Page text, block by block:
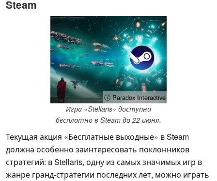
Steam
ⓘ Paradox Interactive
Игра «Stellaris» доступна
бесплатно в Steam до 22 июня.
Текущая акция «Бесплатные выходные» в Steam
должна особенно заинтересовать поклонников
стратегий: в Stellaris, одну из самых значимых игр в
жанре гранд-стратегии последних лет, можно играть